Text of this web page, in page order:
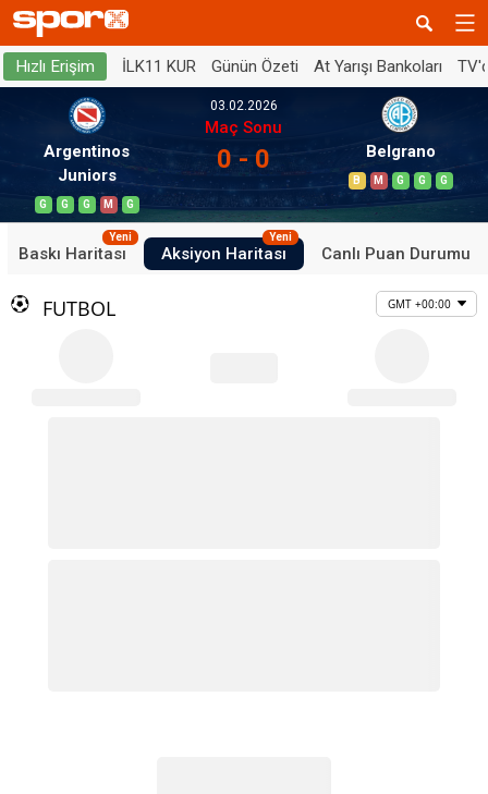
Hızlı Erişim İLK11 KUR Günün Özeti At Yarışı Bankoları
Argentinos
Juniors
G G G M G
03.02.2026
Maç Sonu
0 - 0 Belgrano
B M G G G
Baskı Haritası
Yeni
Aksiyon Haritası
Yeni
Canlı Puan Durumu
FUTBOL GMT +00:00